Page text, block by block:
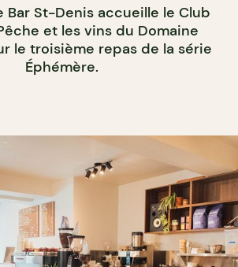
Bar St-Denis accueille le Club
et les vins du Domaine
le troisième repas de la série
Éphémère.